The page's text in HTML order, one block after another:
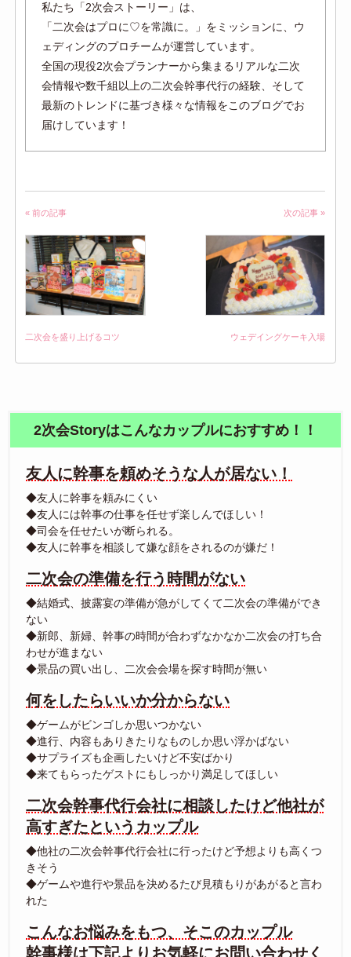
私たち「2次会ストーリー」は、
「二次会はプロに♡を常識に。」をミッションに、ウ
ェディングのプロチームが運営しています。
全国の現役2次会プランナーから集まるリアルな二次
会情報や数千組以上の二次会幹事代行の経験、そして
最新のトレンドに基づき様々な情報をこのブログでお
届けしています！
« 前の記事
二次会を盛り上げるコツ
次の記事 »
ウェデイングケーキ入場
2次会Storyはこんなカップルにおすすめ！！
友人に幹事を頼めそうな人が居ない！
◆友人に幹事を頼みにくい
◆友人には幹事の仕事を任せず楽しんでほしい！
◆司会を任せたいが断られる。
◆友人に幹事を相談して嫌な顔をされるのが嫌だ！
二次会の準備を行う時間がない
◆結婚式、披露宴の準備が急がしてくて二次会の準備ができ
ない
◆新郎、新婦、幹事の時間が合わずなかなか二次会の打ち合
わせが進まない
◆景品の買い出し、二次会会場を探す時間が無い
何をしたらいいか分からない
◆ゲームがビンゴしか思いつかない
◆進行、内容もありきたりなものしか思い浮かばない
◆サプライズも企画したいけど不安ばかり
◆来てもらったゲストにもしっかり満足してほしい
二次会幹事代行会社に相談したけど他社が
高すぎたというカップル
◆他社の二次会幹事代行会社に行ったけど予想よりも高くつ
きそう
◆ゲームや進行や景品を決めるたび見積もりがあがると言わ
れた
こんなお悩みをもつ、そこのカップル
幹事様は下記よりお気軽にお問い合わせく